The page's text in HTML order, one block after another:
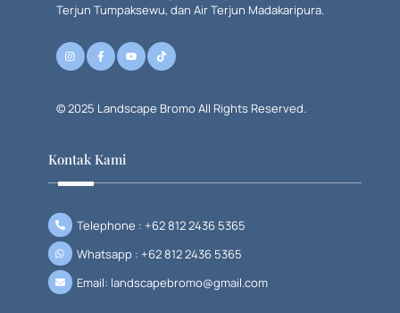
Terjun Tumpaksewu, dan Air Terjun Madakaripura.
© 2025 Landscape Bromo All Rights Reserved.
Kontak Kami
Telephone : +62 812 2436 5365
Whatsapp : +62 812 2436 5365
Email: landscapebromo@gmail.com